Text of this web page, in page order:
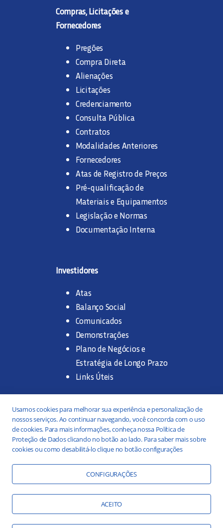
Compras, Licitações e
Fornecedores
Pregões
Compra Direta
Alienações
Licitações
Credenciamento
Consulta Pública
Contratos
Modalidades Anteriores
Fornecedores
Atas de Registro de Preços
Pré-qualificação de
Materiais e Equipamentos
Legislação e Normas
Documentação Interna
Investidores
Atas
Balanço Social
Comunicados
Demonstrações
Plano de Negócios e
Estratégia de Longo Prazo
Links Úteis
Trabalhe na SANASA
Concurso Público
Estágio
Portal da Transparência
Práticas ESG
Responsabilidade Social
Educação Ambiental
Usamos cookies para melhorar sua experiência e personalização de
nossos serviços. Ao continuar navegando, você concorda com o uso
de cookies. Para mais informações, conheça nossa Política de
Proteção de Dados clicando no botão ao lado. Para saber mais sobre
cookies ou como desabilitá-lo clique no botão configurações
CONFIGURAÇÕES
ACEITO